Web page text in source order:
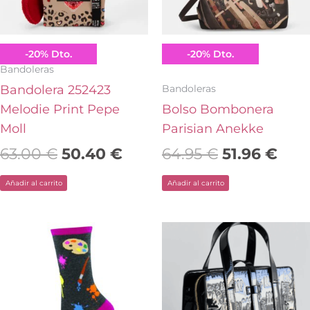
-20% Dto.
Pepe Moll
Bandoleras
Bandolera 252423
Melodie Print Pepe
Moll
63.00€ 50.40 €
Añadir al carrito
-20% Dto.
Anekke
Bandoleras
Bolso Bombonera
Parisian Anekke
64.95€ 51.96 €
Añadir al carrito
producto
El
precio
original
era:
es: